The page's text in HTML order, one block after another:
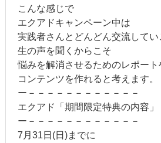
こんな感じで
エクアドキャンペーン中は
実践者さんとどんどん交流してい
生の声を聞くからこそ
悩みを解消させるためのレポート
コンテンツを作れると考えます。
ー－－－－－－－－－－－－
エクアド「期間限定特典の内容」
ー－－－－－－－－－－－－
7月31日(日)までに